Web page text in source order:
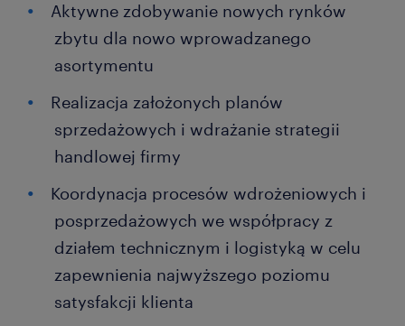
Aktywne zdobywanie nowych rynków
zbytu dla nowo wprowadzanego
asortymentu
Realizacja założonych planów
sprzedażowych i wdrażanie strategii
handlowej firmy
Koordynacja procesów wdrożeniowych i
posprzedażowych we współpracy z
działem technicznym i logistyką w celu
zapewnienia najwyższego poziomu
satysfakcji klienta